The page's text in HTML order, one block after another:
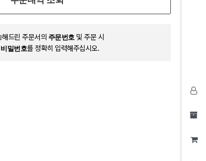
드린 주문서의 주문번호 및 주문 시
비밀번호를 정확히 입력해주십시오.